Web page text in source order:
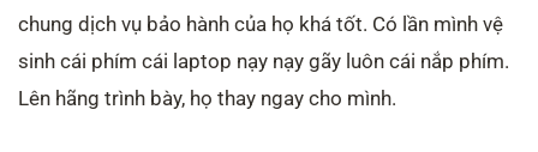
chung dịch vụ bảo hành của họ khá tốt. Có lần mình vệ
sinh cái phím cái laptop nạy nạy gãy luôn cái nắp phím.
Lên hãng trình bày, họ thay ngay cho mình.